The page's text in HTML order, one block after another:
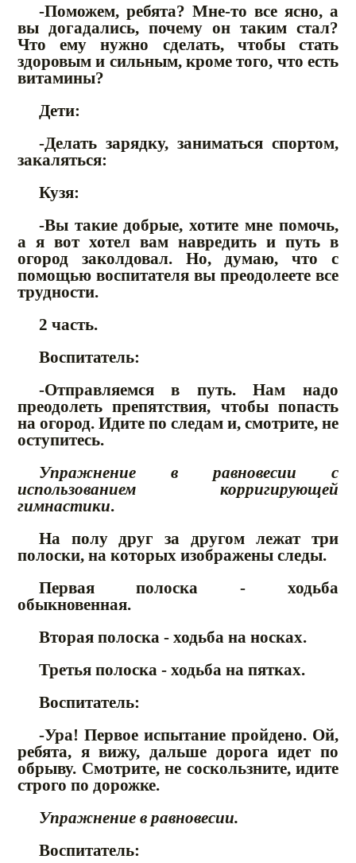
-Поможем, ребята? Мне-то все ясно, а
вы догадались, почему он таким стал?
Что ему нужно сделать, чтобы стать
здоровым и сильным, кроме того, что есть
витамины?
Дети:
-Делать зарядку, заниматься спортом,
закаляться:
Кузя:
-Вы такие добрые, хотите мне помочь,
а я вот хотел вам навредить и путь в
огород заколдовал. Но, думаю, что с
помощью воспитателя вы преодолеете все
трудности.
2 часть.
Воспитатель:
-Отправляемся в путь. Нам надо
преодолеть препятствия, чтобы попасть
на огород. Идите по следам и, смотрите, не
оступитесь.
Упражнение в равновесии с
использованием корригирующей
гимнастики.
На полу друг за другом лежат три
полоски, на которых изображены следы.
Первая полоска - ходьба
обыкновенная.
Вторая полоска - ходьба на носках.
Третья полоска - ходьба на пятках.
Воспитатель:
-Ура! Первое испытание пройдено. Ой,
ребята, я вижу, дальше дорога идет по
обрыву. Смотрите, не соскользните, идите
строго по дорожке.
Упражнение в равновесии.
Воспитатель: